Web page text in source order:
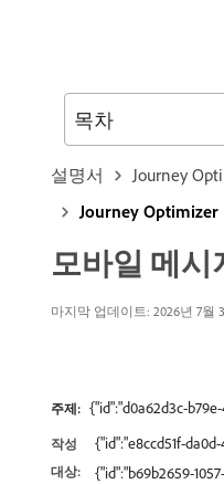
설명서
Journey
Journey Optimizer
모바일 메시
마지막 업데이트: 2026년 7월
주제: {"id":"d0a62d3c-
작성
대상:
{"id":"e8ccd51f-
{"id":"b69b2659-
목차